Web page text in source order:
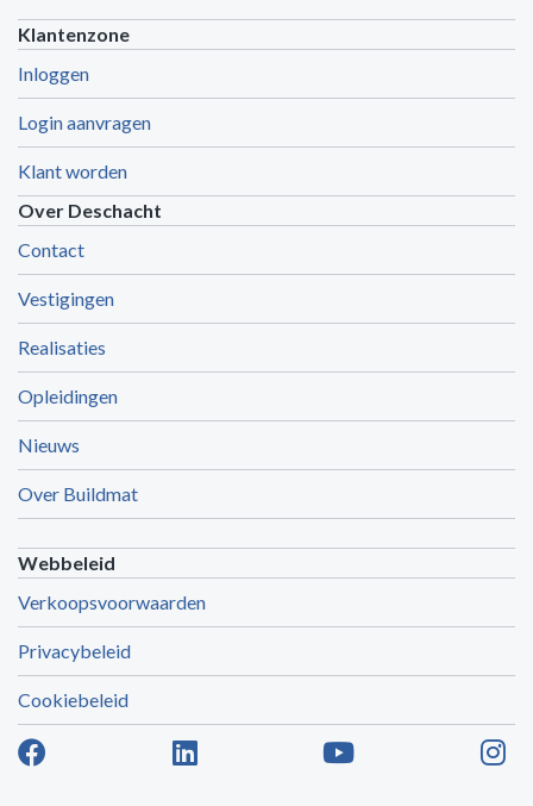
Klantenzone
Inloggen
Login aanvragen
Klant worden
Over Deschacht
Contact
Vestigingen
Realisaties
Opleidingen
Nieuws
Over Buildmat
Webbeleid
Verkoopsvoorwaarden
Privacybeleid
Cookiebeleid